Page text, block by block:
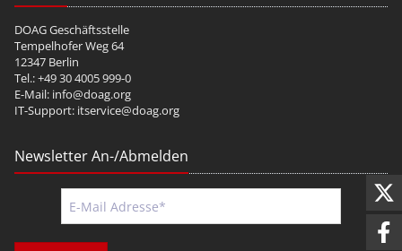
DOAG Geschäftsstelle
Tempelhofer Weg 64
12347 Berlin
Tel.: +49 30 4005 999-0
E-Mail: info@doag.org
IT-Support: itservice@doag.org
Newsletter An-/Abmelden